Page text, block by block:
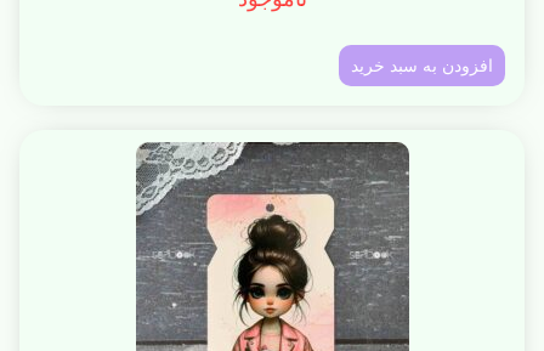
افزودن به سبد خرید